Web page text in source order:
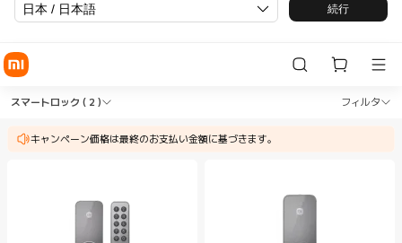
日本 / 日本語 続行
Shop セキュリティー スマート
スマートロック ( 2 ) フィルタ
キャンペーン価格は最終のお支払い金額に基づきます。
Shop セキュリティー スマートロック in